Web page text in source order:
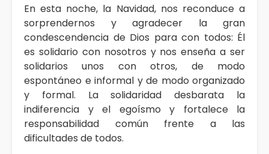
En esta noche, la Navidad, nos reconduce a
sorprendernos y agradecer la gran
condescendencia de Dios para con todos: Él
es solidario con nosotros y nos enseña a ser
solidarios unos con otros, de modo
espontáneo e informal y de modo organizado
y formal. La solidaridad desbarata la
indiferencia y el egoísmo y fortalece la
responsabilidad común frente a las
dificultades de todos.